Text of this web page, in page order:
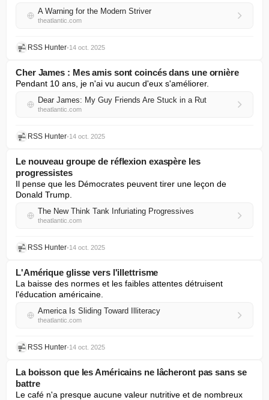
A Warning for the Modern Striver
theatlantic.com
RSS Hunter•14 oct. 2025
Cher James : Mes amis sont coincés dans une ornière
Pendant 10 ans, je n'ai vu aucun d'eux s'améliorer.
Dear James: My Guy Friends Are Stuck in a Rut
theatlantic.com
RSS Hunter•14 oct. 2025
Le nouveau groupe de réflexion exaspère les
progressistes
Il pense que les Démocrates peuvent tirer une leçon de
Donald Trump.
The New Think Tank Infuriating Progressives
theatlantic.com
RSS Hunter•14 oct. 2025
L'Amérique glisse vers l'illettrisme
La baisse des normes et les faibles attentes détruisent
l'éducation américaine.
America Is Sliding Toward Illiteracy
theatlantic.com
RSS Hunter•14 oct. 2025
La boisson que les Américains ne lâcheront pas sans se
battre
Le café n'a presque aucune valeur nutritive et de nombreux